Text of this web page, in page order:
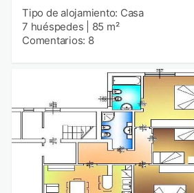
Tipo de alojamiento: Casa
7 huéspedes
85 m²
Comentarios: 8